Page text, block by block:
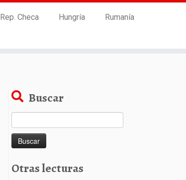
Rep. Checa Hungría
Rumanía
Buscar
Otras lecturas